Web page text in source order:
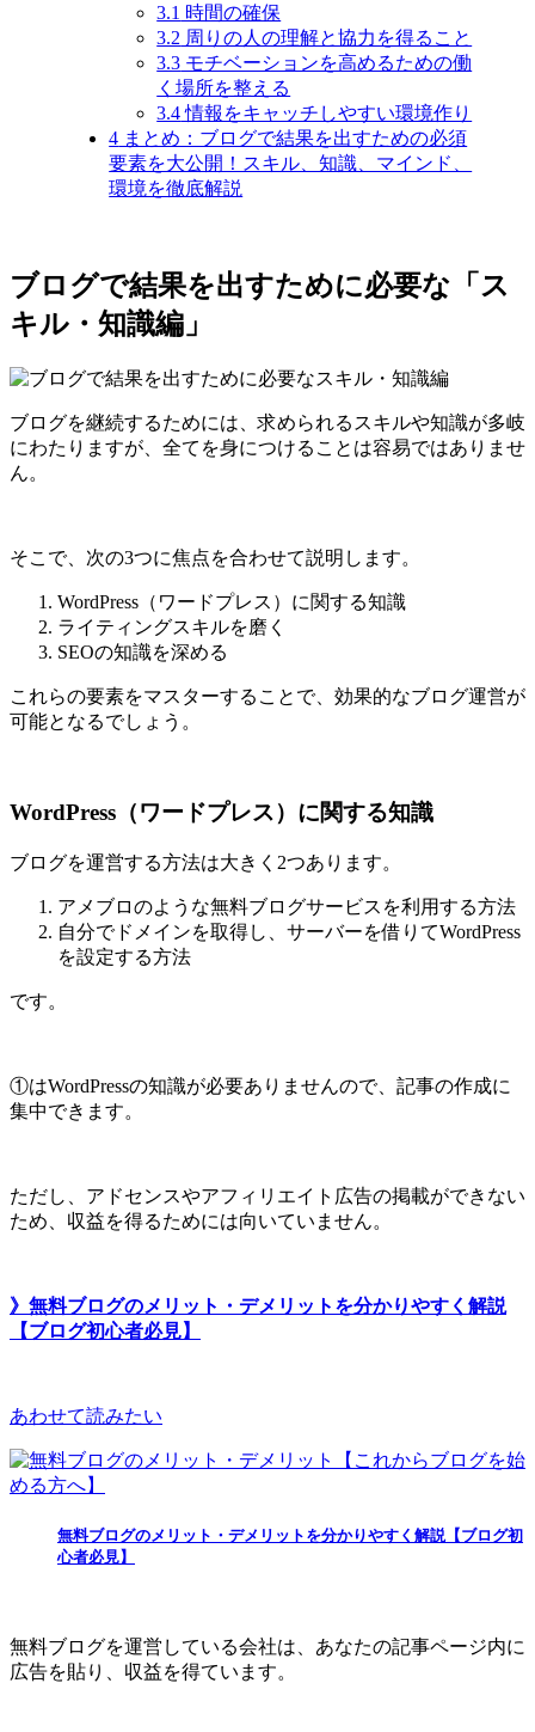
3.1 時間の確保
3.2 周りの人の理解と協力を得ること
3.3 モチベーションを高めるための働
く場所を整える
3.4情報をキャッチしやすい環境作り
4 まとめ：ブログで結果を出すための必須
要素を大公開！スキル、知識、マインド、
環境を徹底解説
ブログで結果を出すために必要な「ス
キル・知識編」
ブログを継続するためには、求められるスキルや知識が多岐
にわたりますが、全てを身につけることは容易ではありませ
ん。
そこで、次の3つに焦点を合わせて説明します。
WordPress（ワードプレス）に関する知識
ライティングスキルを磨く
SEOの知識を深める
これらの要素をマスターすることで、効果的なブログ運営が
可能となるでしょう。
WordPress（ワードプレス）に関する知識
ブログを運営する方法は大きく2つあります。
アメブロのような無料ブログサービスを利用する方法
自分でドメインを取得し、サーバーを借りてWordPress
を設定する方法
です。
①はWordPressの知識が必要ありませんので、記事の作成に
集中できます。
ただし、アドセンスやアフィリエイト広告の掲載ができない
ため、収益を得るためには向いていません。
》無料ブログのメリット・デメリットを分かりやすく解説
【ブログ初心者必見】
あわせて読みたい
無料ブログのメリット・デメリットを分かりやすく解説【ブログ初
心者必見】
無料ブログを運営している会社は、あなたの記事ページ内に
広告を貼り、収益を得ています。